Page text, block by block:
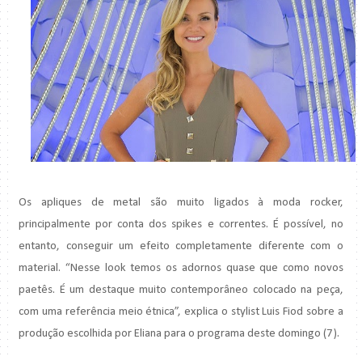
Os apliques de metal são muito ligados à moda rocker,
principalmente por conta dos spikes e correntes. É possível, no
entanto, conseguir um efeito completamente diferente com o
material. “Nesse look temos os adornos quase que como novos
paetês. É um destaque muito contemporâneo colocado na peça,
com uma referência meio étnica”, explica o stylist Luis Fiod sobre a
produção escolhida por Eliana para o programa deste domingo (7).